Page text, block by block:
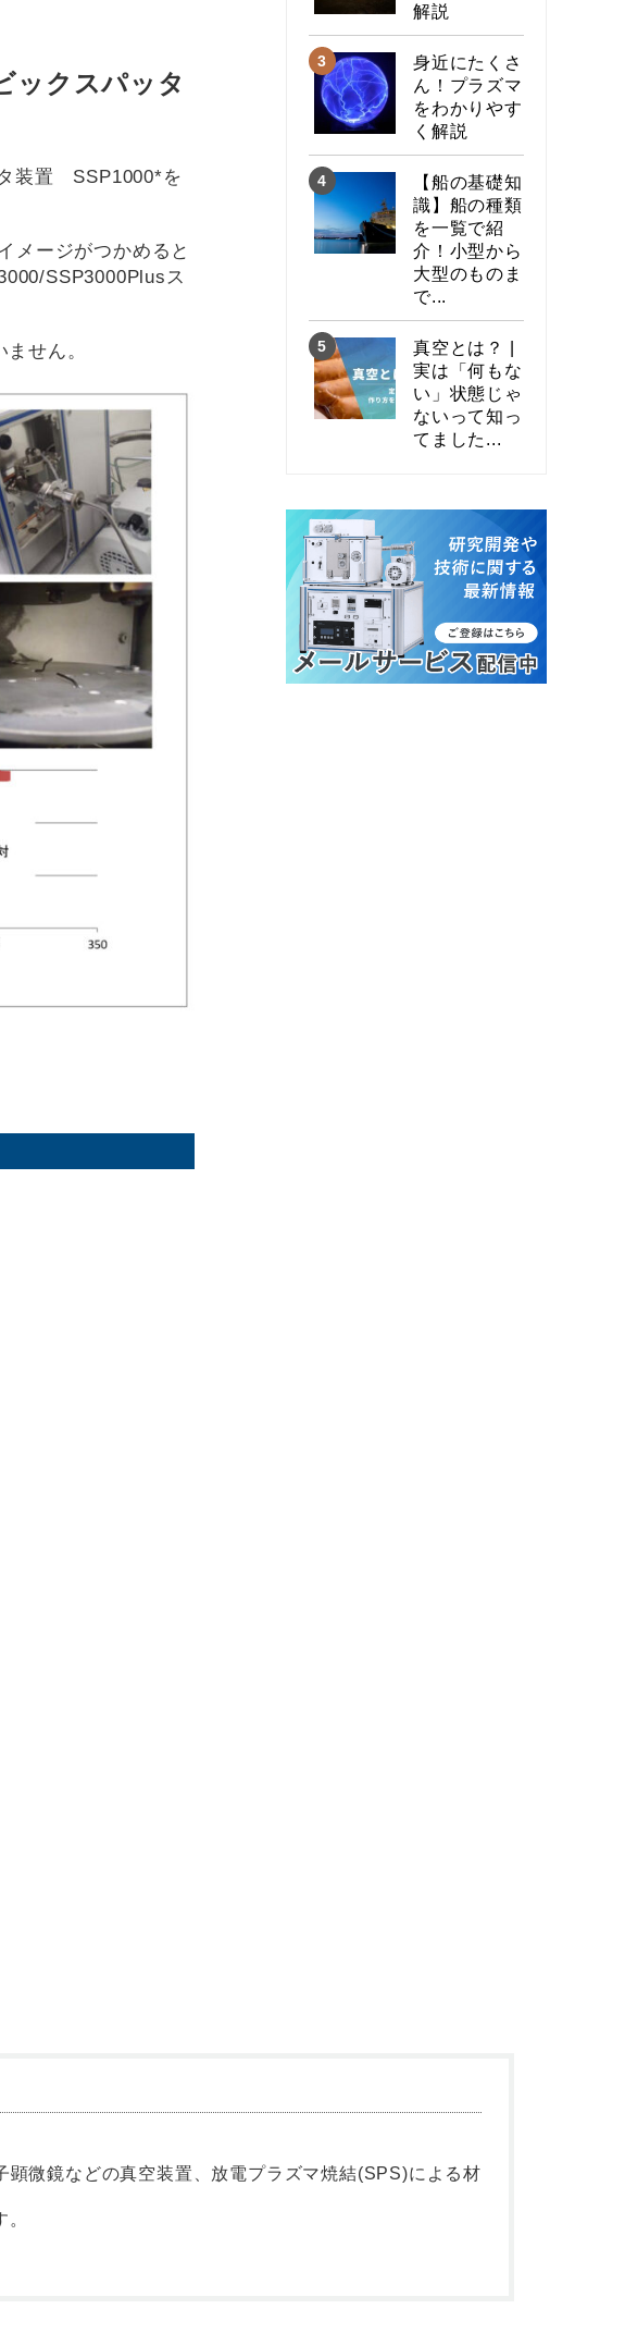
ックスパッタ
装置 SSP1000*を
メージがつかめると
SSP3000Plusス
せん。
解説
身近にたくさ
ん！プラズマ
をわかりやす
く解説
【船の基礎知
識】船の種類
を一覧で紹
介！小型から
大型のものま
で...
真空とは？ |
実は「何もな
い」状態じゃ
ないって知っ
てました...
微鏡などの真空装置、放電プラズマ焼結(SPS)による材